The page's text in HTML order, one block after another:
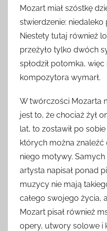
Mozart miał szóstkę
stwierdzenie: niedaleko
Niestety tutaj również
przeżyło tylko dwóch
spłodził potomka,
kompozytora wymarł.
W twórczości Mozarta
jest to, że chociaż żył
lat, to zostawił po
których można
niego motywy.
artysta napisał ponad
muzycy nie mają
całego swojego życia,
Mozart pisał również
opery, utwory solowe i